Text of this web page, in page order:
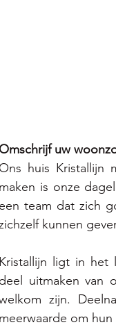
Omschrijf uw
Ons huis Kristallijn
maken is onze
een team dat zich
kunnen
Kristallijn ligt in het
deel uitmaken van
zijn.
meerwaarde om